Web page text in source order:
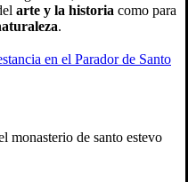
arte y la historia como para
.
en el Parador de Santo